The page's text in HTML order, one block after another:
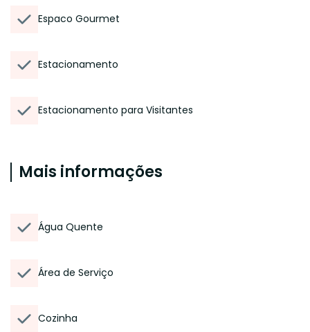
Espaco Gourmet
Estacionamento
Estacionamento para Visitantes
Mais informações
Água Quente
Área de Serviço
Cozinha